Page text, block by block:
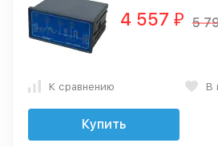
4 557 ₽ 5
К сравнению В
Купить